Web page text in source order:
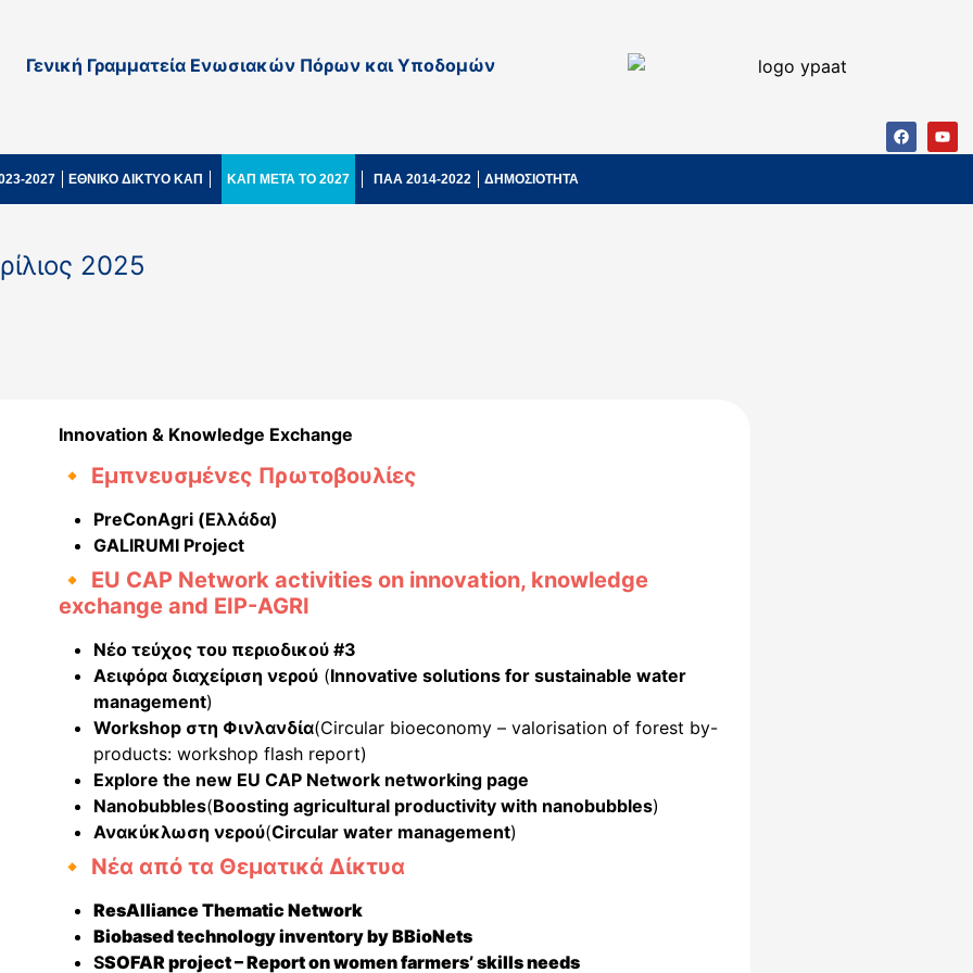
Γενική Γραμματεία Ενωσιακών Πόρων και Υποδομών
2027 ΕΘΝΙΚΟ ΔΙΚΤΥΟ ΚΑΠ ΚΑΠ ΜΕΤΑ ΤΟ 2027 ΠΑΑ 2014-2022 ΔΗΜΟΣΙΟΤΗΤΑ
2025
Innovation & Knowledge Exchange
🔸 Εμπνευσμένες Πρωτοβουλίες
PreConAgri (Ελλάδα)
GALIRUMI Project
🔸 EU CAP Network activities on innovation, knowledge
exchange and EIP-AGRI
Νέο τεύχος του περιοδικού #3
Αειφόρα διαχείριση νερού(Innovative solutions for sustainable water
management)
Workshop στη Φινλανδία(Circular bioeconomy – valorisation of forest by-
products: workshop flash report)
Explore the new EU CAP Network networking page
Nanobubbles(Boosting agricultural productivity with nanobubbles)
Ανακύκλωση νερού(Circular water management)
🔸 Νέα από τα Θεματικά Δίκτυα
ResAlliance Thematic Network
Biobased technology inventory by BBioNets
SSOFAR project – Report on women farmers’ skills needs